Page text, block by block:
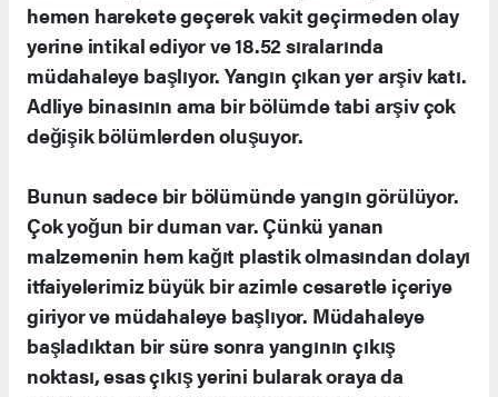
hemen harekete geçerek vakit geçirmeden olay
yerine intikal ediyor ve 18.52 sıralarında
müdahaleye başlıyor. Yangın çıkan yer arşiv katı.
Adliye binasının ama bir bölümde tabi arşiv çok
değişik bölümlerden oluşuyor.
Bunun sadece bir bölümünde yangın görülüyor.
Çok yoğun bir duman var. Çünkü yanan
malzemenin hem kağıt plastik olmasından dolayı
itfaiyelerimiz büyük bir azimle cesaretle içeriye
giriyor ve müdahaleye başlıyor. Müdahaleye
başladıktan bir süre sonra yangının çıkış
noktası, esas çıkış yerini bularak oraya da